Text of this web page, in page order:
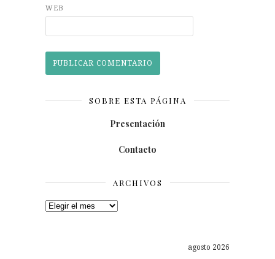
WEB
SOBRE ESTA PÁGINA
Presentación
Contacto
ARCHIVOS
Archivos
agosto 2026